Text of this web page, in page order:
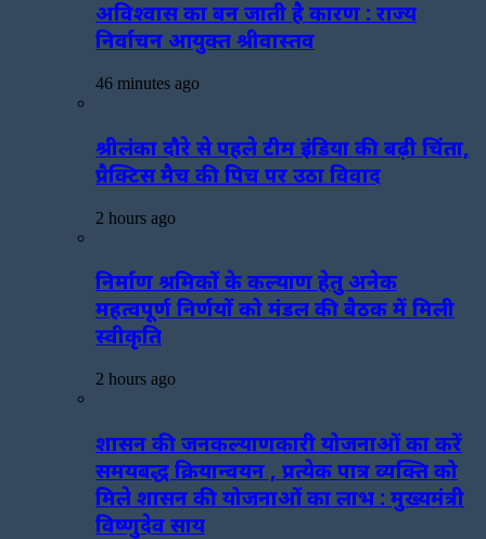
अविश्वास का बन जाती है कारण : राज्य
निर्वाचन आयुक्त श्रीवास्तव
46 minutes ago
श्रीलंका दौरे से पहले टीम इंडिया की बढ़ी चिंता,
प्रैक्टिस मैच की पिच पर उठा विवाद
2 hours ago
निर्माण श्रमिकों के कल्याण हेतु अनेक
महत्वपूर्ण निर्णयों को मंडल की बैठक में मिली
स्वीकृति
2 hours ago
शासन की जनकल्याणकारी योजनाओं का करें
समयबद्ध क्रियान्वयन , प्रत्येक पात्र व्यक्ति को
मिले शासन की योजनाओं का लाभ : मुख्यमंत्री
विष्णुदेव साय